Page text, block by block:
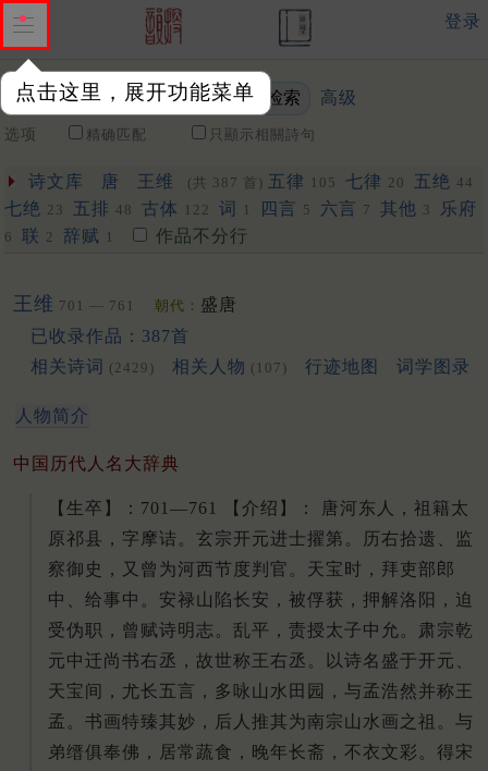
点击这里，展开功能菜单
登录
关键词 高级
选项 精确匹配 只顯示相關詩句
诗文库 唐 王维 (共 387 首) 五律 105 七律 20 五绝 44
七绝 23 五排 48 古体 122 词 1 四言 5 六言 7 其他 3 乐府
6 联 2 辞赋 1 作品不分行
王维 701 — 761 朝代： 盛唐
已收录作品：387首
相关诗词 (2429) 相关人物 (107) 行迹地图 词学图录
人物简介
中国历代人名大辞典
【生卒】：701—761 【介绍】： 唐河东人，祖籍太
原祁县，字摩诘。玄宗开元进士擢第。历右拾遗、监
察御史，又曾为河西节度判官。天宝时，拜吏部郎
中、给事中。安禄山陷长安，被俘获，押解洛阳，迫
受伪职，曾赋诗明志。乱平，责授太子中允。肃宗乾
元中迁尚书右丞，故世称王右丞。以诗名盛于开元、
天宝间，尤长五言，多咏山水田园，与孟浩然并称王
孟。书画特臻其妙，后人推其为南宗山水画之祖。与
弟缙俱奉佛，居常蔬食，晚年长斋，不衣文彩。得宋